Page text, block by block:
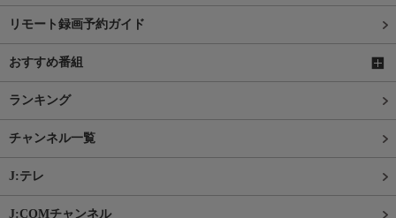
リモート録画予約ガイド
おすすめ番組
ランキング
チャンネル一覧
J:テレ
J:COMチャンネル